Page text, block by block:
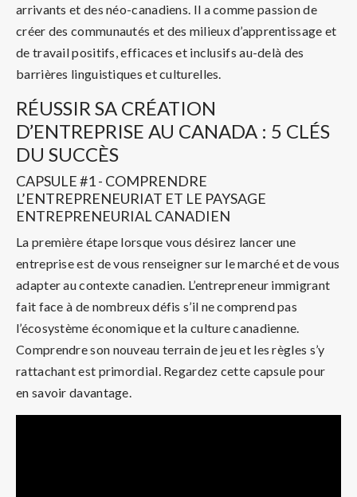
arrivants et des néo-canadiens. Il a comme passion de
créer des communautés et des milieux d’apprentissage et
de travail positifs, efficaces et inclusifs au-delà des
barrières linguistiques et culturelles.
RÉUSSIR SA CRÉATION
D’ENTREPRISE AU CANADA : 5 CLÉS
DU SUCCÈS
CAPSULE #1 - COMPRENDRE
L’ENTREPRENEURIAT ET LE PAYSAGE
ENTREPRENEURIAL CANADIEN
La première étape lorsque vous désirez lancer une
entreprise est de vous renseigner sur le marché et de vous
adapter au contexte canadien. L’entrepreneur immigrant
fait face à de nombreux défis s’il ne comprend pas
l’écosystème économique et la culture canadienne.
Comprendre son nouveau terrain de jeu et les règles s’y
rattachant est primordial. Regardez cette capsule pour
en savoir davantage.